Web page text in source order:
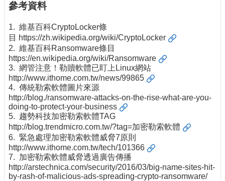
參考資料
1. 維基百科CryptoLocker條
目 https://zh.wikipedia.org/wiki/CryptoLocker
2. 維基百科Ransomware條目
https://en.wikipedia.org/wiki/Ransomware
3. 網管注意！勒贖軟體已盯上Linux網站
http://www.ithome.com.tw/news/99865
4. 傳統勒索軟體圖片來源
http://blog./ransomware-attacks-on-the-rise-what-are-you-
doing-to-protect-your-business
5. 趨勢科技加密勒索軟體TAG
http://blog.trendmicro.com.tw/?tag=加密勒索軟體
6. 緊急處理加密勒索軟體威脅7原則
http://www.ithome.com.tw/tech/101366
7. 加密勒索軟體威脅透過廣告傳播
http://arstechnica.com/security/2016/03/big-name-sites-hit-
by-rash-of-malicious-ads-spreading-crypto-ransomware/